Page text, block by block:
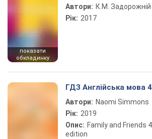
показати
обкладинку
Автори: К.М. Задорожній
Рік: 2017
ГДЗ Англійська мова
Автори: Naomi Simmons
Рік: 2019
Опис: Family and Friends
edition